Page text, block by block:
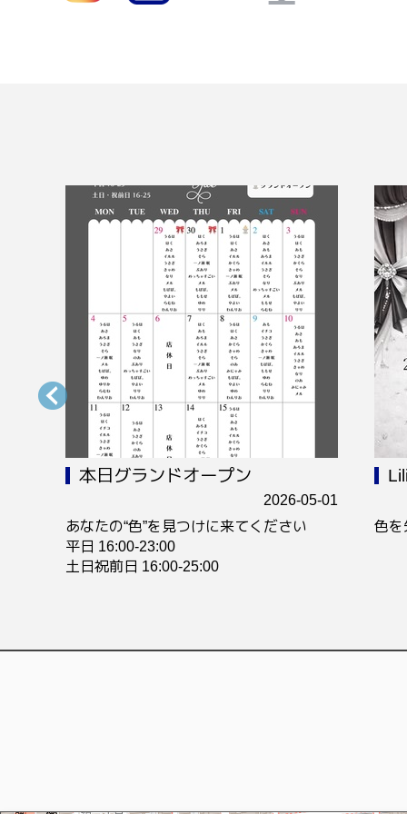
本日グランドオープン
2026-05-01
あなたの“色”を見つけに来てください
平日 16:00-23:00
土日祝前日 16:00-25:00
色を